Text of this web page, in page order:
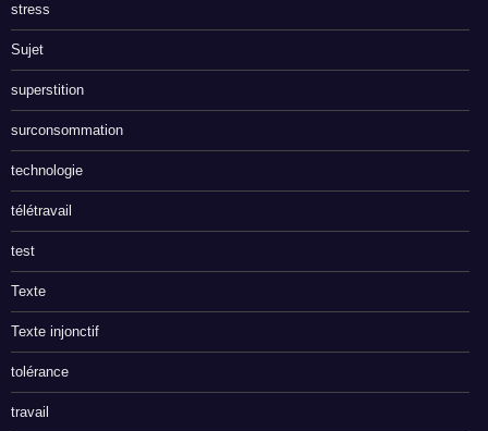
stress
Sujet
superstition
surconsommation
technologie
télétravail
test
Texte
Texte injonctif
tolérance
travail